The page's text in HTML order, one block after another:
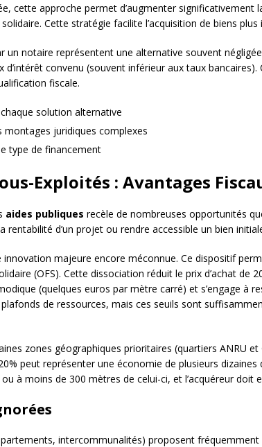
cette approche permet d’augmenter significativement
Cette stratégie facilite l’acquisition de biens
un notaire représentent une alternative souvent
d’intérêt convenu (souvent inférieur aux taux
fiscale.
solution alternative
juridiques complexes
type de financement
Exploités : Avantages
aides publiques recèle de nombreuses opportunités
d’un projet ou rendre accessible un bien
innovation majeure encore méconnue. Ce dispositif
(OFS). Cette dissociation réduit le prix d’achat de
(quelques euros par mètre carré) et s’engage à
de ressources, mais ces seuils sont
zones géographiques prioritaires (quartiers ANRU
peut représenter une économie de plusieurs dizaines
à moins de 300 mètres de celui-ci, et l’acquéreur doit
intercommunalités) proposent fréquemment